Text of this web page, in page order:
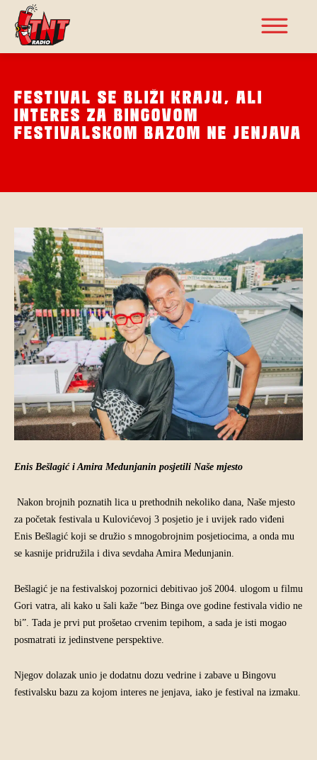
FESTIVAL SE BLIŽI KRAJU, ALI
INTERES ZA BINGOVOM
FESTIVALSKOM BAZOM NE JENJAVA
Enis Bešlagić i Amira Medunjanin posjetili Naše mjesto
Nakon brojnih poznatih lica u prethodnih nekoliko dana, Naše mjesto
za početak festivala u Kulovićevoj 3 posjetio je i uvijek rado viđeni
Enis Bešlagić koji se družio s mnogobrojnim posjetiocima, a onda mu
se kasnije pridružila i diva sevdaha Amira Medunjanin.
Bešlagić je na festivalskoj pozornici debitivao još 2004. ulogom u filmu
Gori vatra, ali kako u šali kaže “bez Binga ove godine festivala vidio ne
bi”. Tada je prvi put prošetao crvenim tepihom, a sada je isti mogao
posmatrati iz jedinstvene perspektive.
Njegov dolazak unio je dodatnu dozu vedrine i zabave u Bingovu
festivalsku bazu za kojom interes ne jenjava, iako je festival na izmaku.